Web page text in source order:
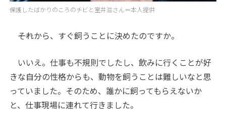
保護したばかりのころのチビと室井滋さん＝本人提供
――それから、すぐ飼うことに決めたのですか。
いいえ。仕事も不規則でしたし、飲みに行くことが好
きな自分の性格からも、動物を飼うことは難しいなと思
っていました。そのため、誰かに飼ってもらえないか
と、仕事現場に連れて行きました。